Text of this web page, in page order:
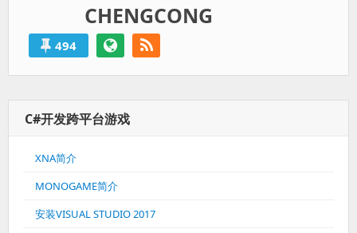
CHENGCONG
494
C#开发跨平台游戏
XNA简介
MONOGAME简介
安装VISUAL STUDIO 2017